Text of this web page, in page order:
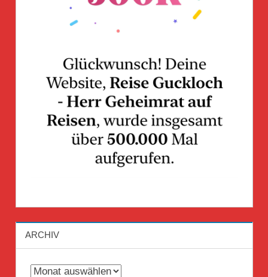
ARCHIV
Archiv